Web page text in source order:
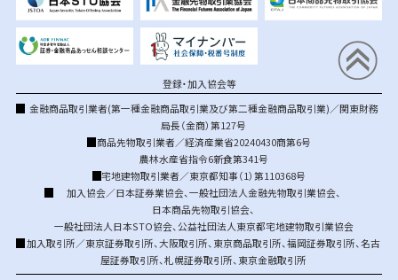
登録・加入協会等
金融商品取引業者(第一種金融商品取引業及び第二種金融商品取引業)／関東財務
局長（金商）第127号
商品先物取引業者／経済産業省20240430商第6号
農林水産省指令6新食第341号
宅地建物取引業者／東京都知事（1）第110368号
加入協会／日本証券業協会、 一般社団法人金融先物取引業協会、
日本商品先物取引協会、
一般社団法人日本STO協会、 公益社団法人東京都宅地建物取引業協会
加入取引所／東京証券取引所、大阪取引所、 東京商品取引所、福岡証券取引所、名古
屋証券取引所、札幌証券取引所、 東京金融取引所